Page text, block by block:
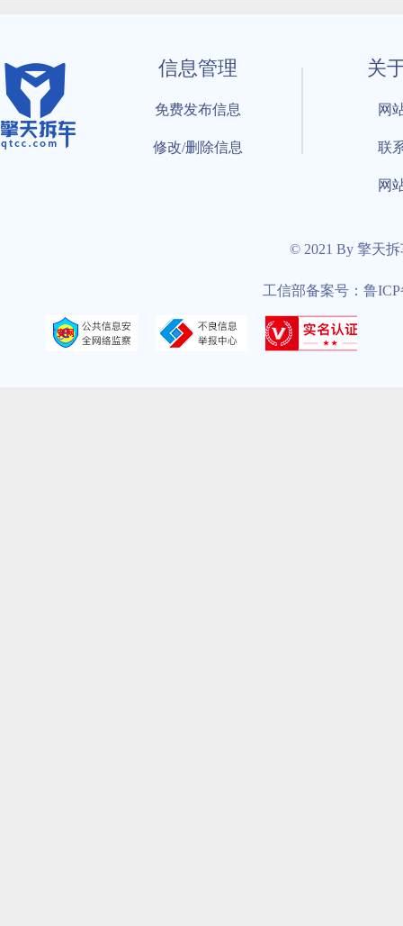
信息管理
免费发布信息
修改/删除信息
关
网
联
网
© 2021 By 擎天
工信部备案号：鲁